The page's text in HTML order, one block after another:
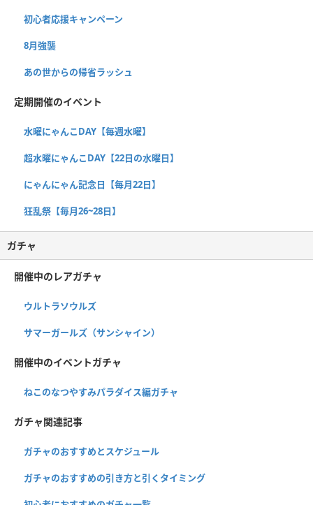
初心者応援キャンペーン
8月強襲
あの世からの帰省ラッシュ
定期開催のイベント
水曜にゃんこDAY【毎週水曜】
超水曜にゃんこDAY【22日の水曜日】
にゃんにゃん記念日【毎月22日】
狂乱祭【毎月26~28日】
ガチャ
開催中のレアガチャ
ウルトラソウルズ
サマーガールズ（サンシャイン）
開催中のイベントガチャ
ねこのなつやすみパラダイス編ガチャ
ガチャ関連記事
ガチャのおすすめとスケジュール
ガチャのおすすめの引き方と引くタイミング